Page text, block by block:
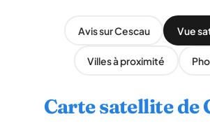
Avis sur Cescau Vue
Villes à proximité
Carte satellite de